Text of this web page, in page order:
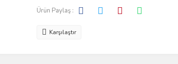
Ürün Paylaş :
Karşılaştır